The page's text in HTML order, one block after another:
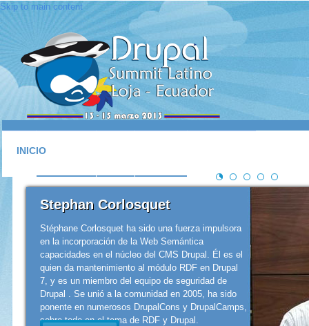
Skip to main content
INICIO
Stephan Corlosquet
Stéphane Corlosquet ha sido una fuerza impulsora
en la incorporación de la Web Semántica
capacidades en el núcleo del CMS Drupal. Él es el
quien da mantenimiento al módulo RDF ​​en Drupal
7, y es un miembro del equipo de seguridad de
Drupal . Se unió a la comunidad en 2005, ha sido
ponente en numerosos DrupalCons y DrupalCamps,
sobre todo en el tema de RDF y Drupal.